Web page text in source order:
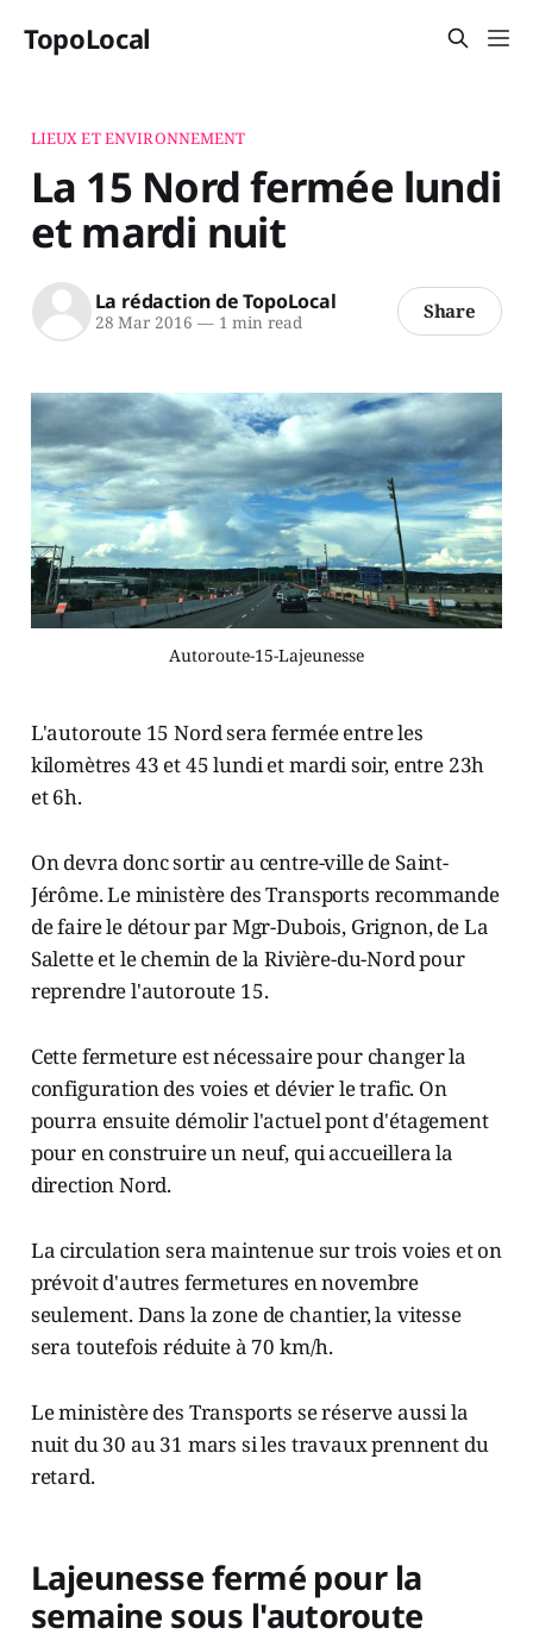
TopoLocal
LIEUX ET ENVIRONNEMENT
La 15 Nord fermée lundi
et mardi nuit
La rédaction de TopoLocal
28 Mar 2016 —1 min read Share
Autoroute-15-Lajeunesse
L'autoroute 15 Nord sera fermée entre les
kilomètres 43 et 45 lundi et mardi soir, entre 23h
et 6h.
On devra donc sortir au centre-ville de Saint-
Jérôme. Le ministère des Transports recommande
de faire le détour par Mgr-Dubois, Grignon, de La
Salette et le chemin de la Rivière-du-Nord pour
reprendre l'autoroute 15.
Cette fermeture est nécessaire pour changer la
configuration des voies et dévier le trafic. On
pourra ensuite démolir l'actuel pont d'étagement
pour en construire un neuf, qui accueillera la
direction Nord.
La circulation sera maintenue sur trois voies et on
prévoit d'autres fermetures en novembre
seulement. Dans la zone de chantier, la vitesse
sera toutefois réduite à 70 km/h.
Le ministère des Transports se réserve aussi la
nuit du 30 au 31 mars si les travaux prennent du
retard.
Lajeunesse fermé pour la
semaine sous l'autoroute